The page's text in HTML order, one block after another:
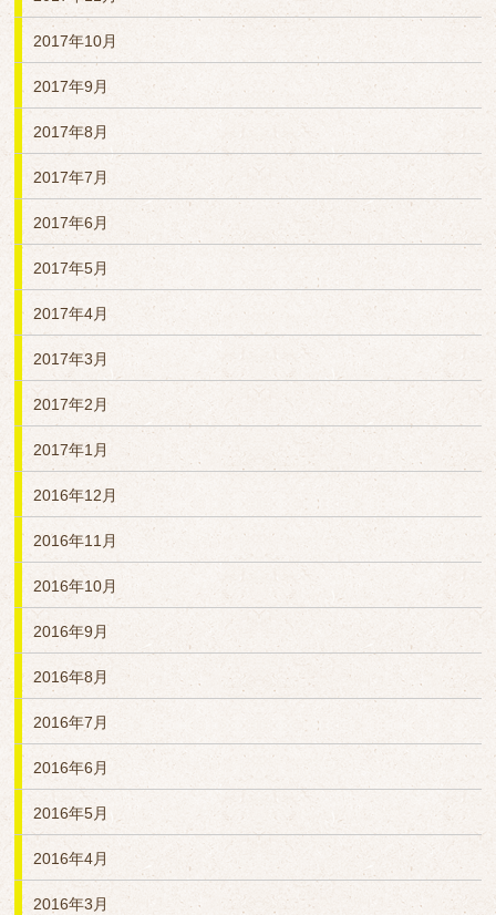
2017年10月
2017年9月
2017年8月
2017年7月
2017年6月
2017年5月
2017年4月
2017年3月
2017年2月
2017年1月
2016年12月
2016年11月
2016年10月
2016年9月
2016年8月
2016年7月
2016年6月
2016年5月
2016年4月
2016年3月